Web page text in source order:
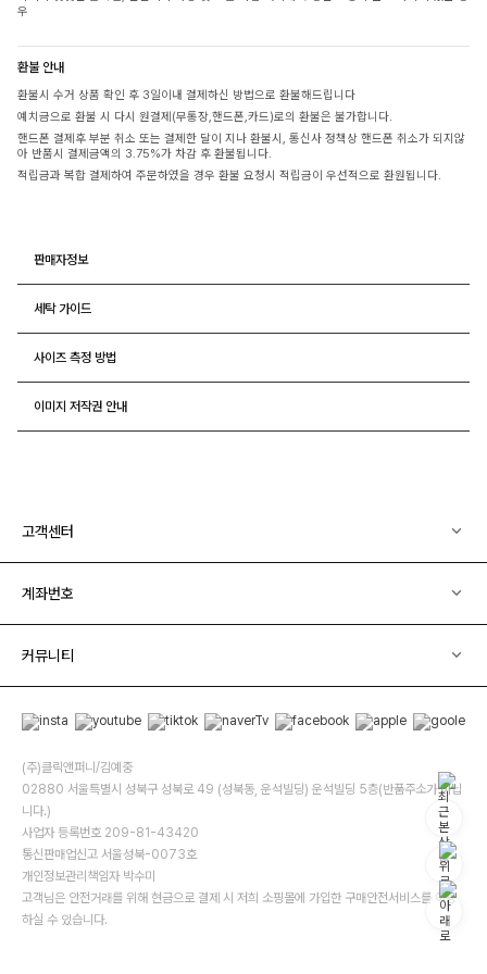
우
환불 안내
환불시 수거 상품 확인 후 3일이내 결제하신 방법으로 환불해드립니다
예치금으로 환불 시 다시 원결제(무통장,핸드폰,카드)로의 환불은 불가합니다.
핸드폰 결제후 부분 취소 또는 결제한 달이 지나 환불시, 통신사 정책상 핸드폰 취소가 되지않
아 반품시 결제금액의 3.75%가 차감 후 환불됩니다.
적립금과 복합 결제하여 주문하였을 경우 환불 요청시 적립금이 우선적으로 환원됩니다.
판매자정보
세탁 가이드
사이즈 측정 방법
이미지 저작권 안내
고객센터
계좌번호
커뮤니티
(주)클릭앤퍼니/김예중
02880 서울특별시 성북구 성북로 49 (성북동, 운석빌딩) 운석빌딩 5층(반품주소가 아닙
니다.)
사업자 등록번호 209-81-43420
통신판매업신고 서울성북-0073호
개인정보관리책임자 박수미
고객님은 안전거래를 위해 현금으로 결제 시 저희 소핑몰에 가입한 구매안전서비스를 이용
하실 수 있습니다.